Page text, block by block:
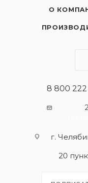
О
8 800 222
г.
20